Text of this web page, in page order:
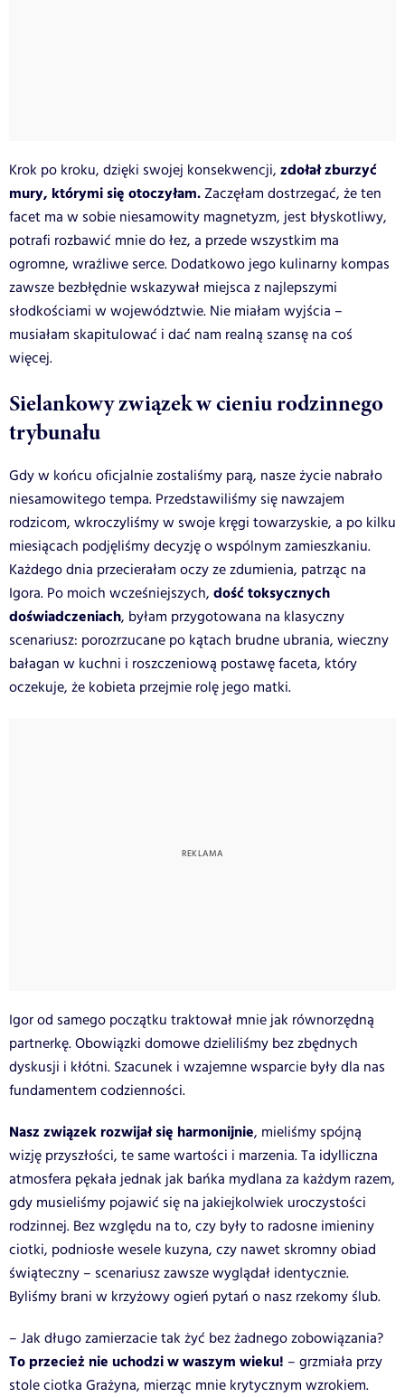
Krok po kroku, dzięki swojej konsekwencji, zdołał zburzyć
mury, którymi się otoczyłam.Zaczęłam dostrzegać, że ten
facet ma w sobie niesamowity magnetyzm, jest błyskotliwy,
potrafi rozbawić mnie do łez, a przede wszystkim ma
ogromne, wrażliwe serce. Dodatkowo jego kulinarny kompas
zawsze bezbłędnie wskazywał miejsca z najlepszymi
słodkościami w województwie. Nie miałam wyjścia –
musiałam skapitulować i dać nam realną szansę na coś
więcej.
Sielankowy związek w cieniu rodzinnego
trybunału
Gdy w końcu oficjalnie zostaliśmy parą, nasze życie nabrało
niesamowitego tempa. Przedstawiliśmy się nawzajem
rodzicom, wkroczyliśmy w swoje kręgi towarzyskie, a po kilku
miesiącach podjęliśmy decyzję o wspólnym zamieszkaniu.
Każdego dnia przecierałam oczy ze zdumienia, patrząc na
Igora. Po moich wcześniejszych, dość toksycznych
doświadczeniach, byłam przygotowana na klasyczny
scenariusz: porozrzucane po kątach brudne ubrania, wieczny
bałagan w kuchni i roszczeniową postawę faceta, który
oczekuje, że kobieta przejmie rolę jego matki.
Igor od samego początku traktował mnie jak równorzędną
partnerkę. Obowiązki domowe dzieliliśmy bez zbędnych
dyskusji i kłótni. Szacunek i wzajemne wsparcie były dla nas
fundamentem codzienności.
Nasz związek rozwijał się harmonijnie, mieliśmy spójną
wizję przyszłości, te same wartości i marzenia. Ta idylliczna
atmosfera pękała jednak jak bańka mydlana za każdym razem,
gdy musieliśmy pojawić się na jakiejkolwiek uroczystości
rodzinnej. Bez względu na to, czy były to radosne imieniny
ciotki, podniosłe wesele kuzyna, czy nawet skromny obiad
świąteczny – scenariusz zawsze wyglądał identycznie.
Byliśmy brani w krzyżowy ogień pytań o nasz rzekomy ślub.
– Jak długo zamierzacie tak żyć bez żadnego zobowiązania?
To przecież nie uchodzi w waszym wieku! – grzmiała przy
stole ciotka Grażyna, mierząc mnie krytycznym wzrokiem.